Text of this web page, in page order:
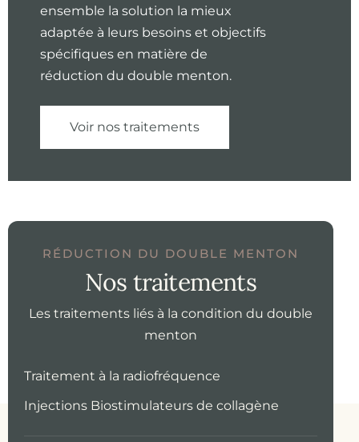
ensemble la solution la mieux
adaptée à leurs besoins et objectifs
spécifiques en matière de
réduction du double menton.
Voir nos traitements
RÉDUCTION DU DOUBLE MENTON
Nos traitements
Les traitements liés à la condition du double
menton
Traitement à la radiofréquence
Injections Biostimulateurs de collagène